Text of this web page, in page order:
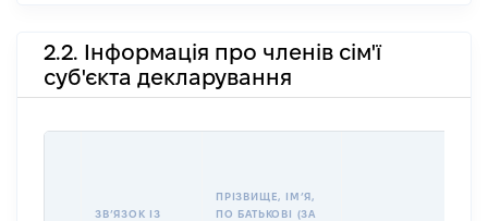
2.2. Інформація про членів сім'ї
суб'єкта декларування
ЗВʼЯЗОК ІЗ
ПРІЗВИЩЕ, ІМʼЯ,
ПО БАТЬКОВІ (ЗА